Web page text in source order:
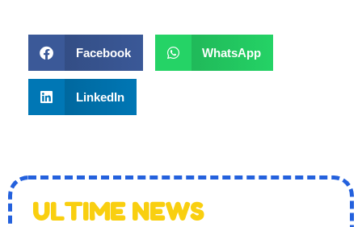
Facebook WhatsApp
LinkedIn
ULTIME NEWS